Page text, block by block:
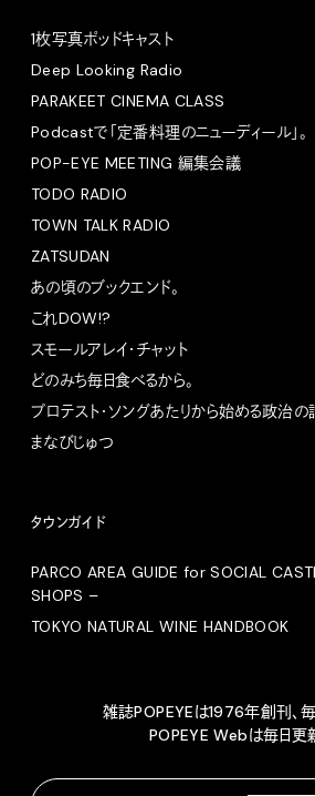
1枚写真ポッドキャスト
Deep Looking Radio
PARAKEET CINEMA CLASS
Podcastで「定番料理のニューディール」。
POP-EYE MEETING 編集会議
TODO RADIO
TOWN TALK RADIO
ZATSUDAN
あの頃のブックエンド。
これDOW!?
スモールアレイ・チャット
どのみち毎日食べるから。
プロテスト・ソングあたりから始める政治の
まなびじゅつ
タウンガイド
PARCO AREA GUIDE for SOCIAL
SHOPS –
TOKYO NATURAL WINE HANDBOOK
雑誌POPEYEは1976年創刊、毎
POPEYE Webは毎日更